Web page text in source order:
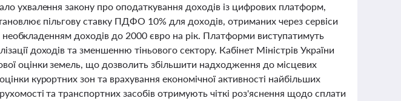
ухвалення закону про оподаткування доходів із цифрових платформ,
пільгову ставку ПДФО 10% для доходів, отриманих через сервіси
доходів до 2000 євро на рік. Платформи виступатимуть
доходів та зменшенню тіньового сектору. Кабінет Міністрів України
оцінки земель, що дозволить збільшити надходження до місцевих
курортних зон та врахування економічної активності найбільших
та транспортних засобів отримують чіткі роз'яснення щодо сплати